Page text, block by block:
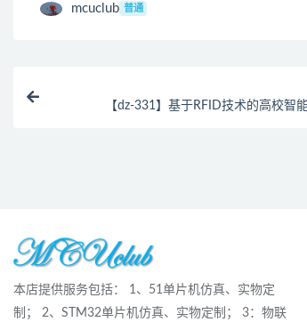
mcuclub 普通
【dz-331】基于RFID技术的高校智
本店提供服务包括： 1、51单片机仿真、实物定
制； 2、STM32单片机仿真、实物定制； 3：物联